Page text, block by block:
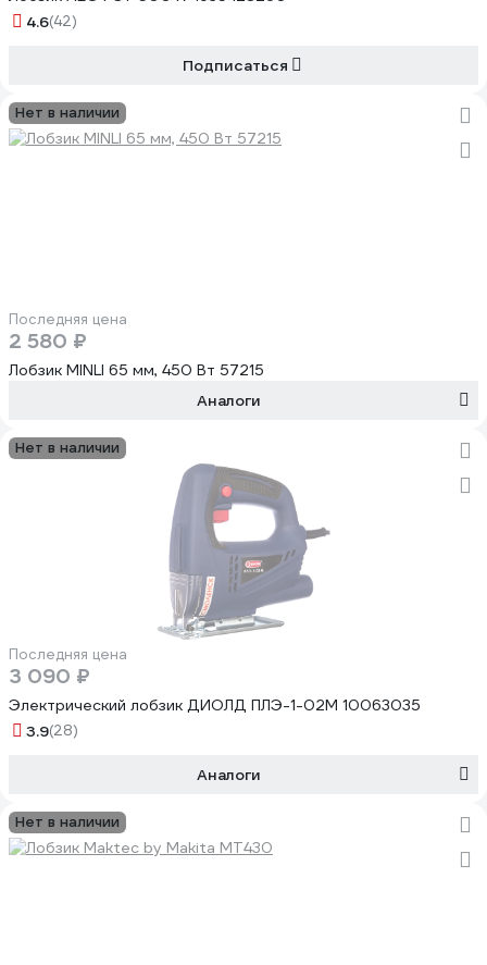
4.6(42)
Подписаться
Нет в наличии
Последняя цена
2 580 ₽
Лобзик MINLI 65 мм, 450 Вт 57215
Аналоги
Нет в наличии
Последняя цена
3 090 ₽
Электрический лобзик ДИОЛД ПЛЭ-1-02М 10063035
3.9(28)
Аналоги
Нет в наличии